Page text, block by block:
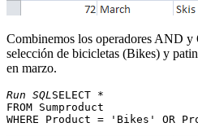
Combinemos los operadores AND y
selección de bicicletas (Bikes) y
en marzo.
Run SQLSELECT *
FROM Sumproduct